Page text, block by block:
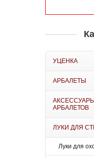
УЦЕНКА
АРБАЛЕТЫ
АРБАЛЕТОВ
ЛУКИ ДЛЯ
Луки для